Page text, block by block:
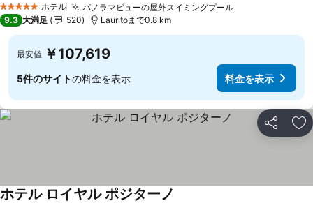
5 ホテルのランク
ホテル パノラマビューの屋外スイミングプール
9.3 大満足 520 Lauritoまで0.8 km
最安値 ￥107,619
5件のサイトの料金を表示 料金を表示
シェア お
ホテル ロイヤル ポジターノ